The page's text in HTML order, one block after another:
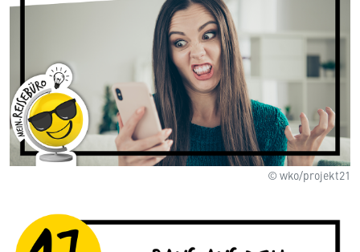
© wko/projekt21